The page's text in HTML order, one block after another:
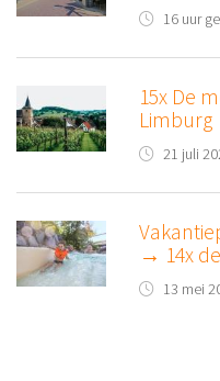
16 uur
15x De
Limburg
21 juli
→ 14x
13 mei